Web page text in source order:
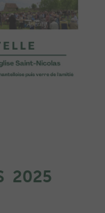
2025